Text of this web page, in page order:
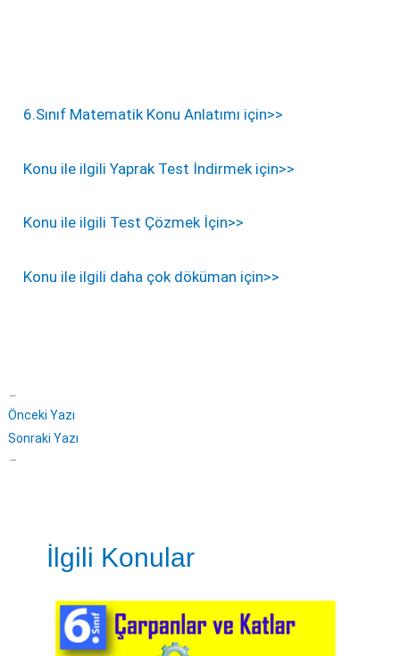
6.Sınıf Matematik Konu Anlatımı için>>
Konu ile ilgili Yaprak Test İndirmek için>>
Konu ile ilgili Test Çözmek İçin>>
Konu ile ilgili daha çok döküman için>>
←
Önceki Yazı
Sonraki Yazı
→
İlgili Konular